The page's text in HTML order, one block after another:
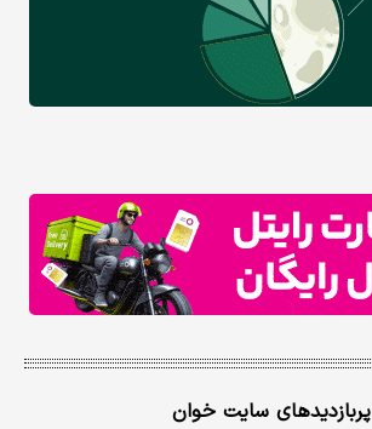
پربازدیدهای سایت خوان